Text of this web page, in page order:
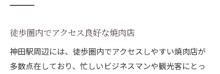
徒歩圏内でアクセス良好な焼肉店
神田駅周辺には、徒歩圏内でアクセスしやすい焼肉店が
多数点在しており、忙しいビジネスマンや観光客にとっ